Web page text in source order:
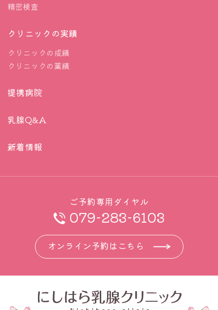
精密検査
クリニックの実績
クリニックの成績
クリニックの業績
提携病院
乳腺Q&A
新着情報
ご予約専用ダイヤル
079-283-6103
オンライン予約はこちら